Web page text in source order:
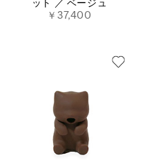
ット ／ ベージュ
￥37,400